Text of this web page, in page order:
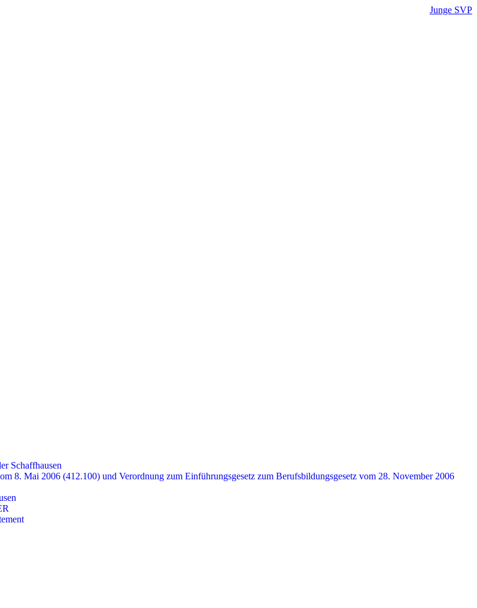
Junge SVP
Schaffhausen
8. Mai 2006 (412.100) und Verordnung zum Einführungsgesetz zum Berufsbildungsgesetz vom 28. November 2006